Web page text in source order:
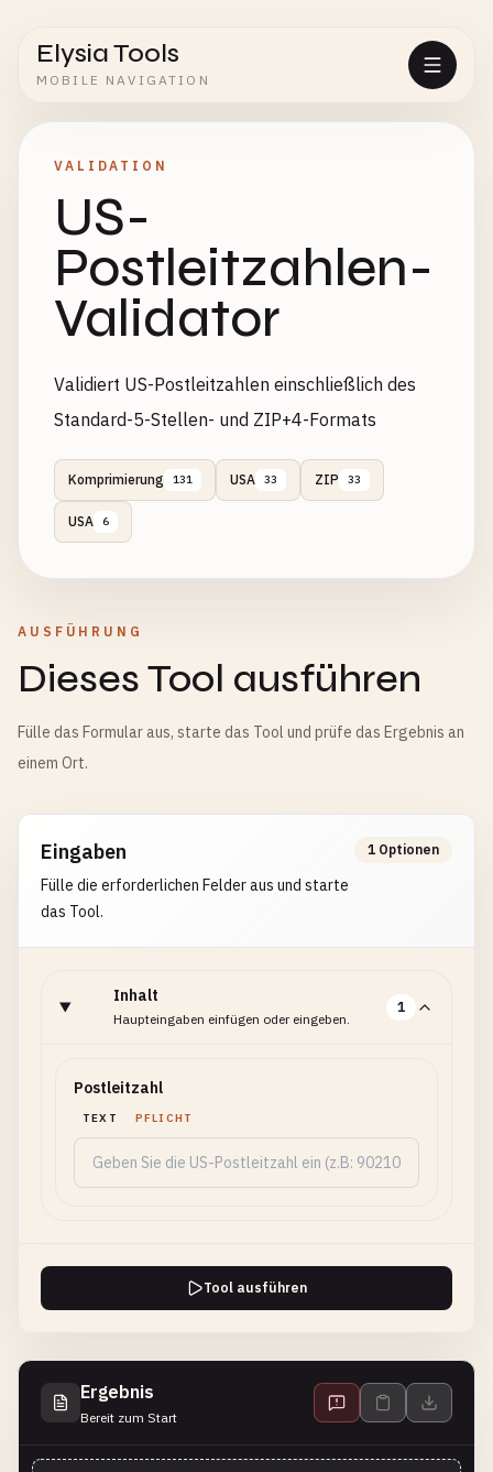
Elysia Tools
MOBILE NAVIGATION
VALIDATION
US-
Postleitzahlen-
Validator
Validiert US-Postleitzahlen einschließlich des
Standard-5-Stellen- und ZIP+4-Formats
Komprimierung 131 USA 33 ZIP 33
USA 6
AUSFÜHRUNG
Dieses Tool ausführen
Fülle das Formular aus, starte das Tool und prüfe das Ergebnis an
einem Ort.
Eingaben
Fülle die erforderlichen Felder aus und starte
das Tool.
1 Optionen
Inhalt
Haupteingaben einfügen oder eingeben.
1
Postleitzahl
TEXT PFLICHT
Tool ausführen
Ergebnis
Bereit zum Start